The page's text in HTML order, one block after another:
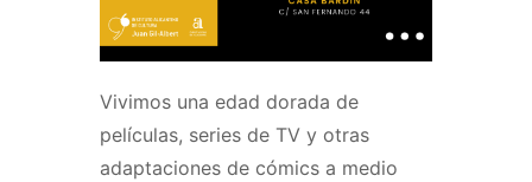
Vivimos una edad dorada de
películas, series de TV y otras
adaptaciones de cómics a medio